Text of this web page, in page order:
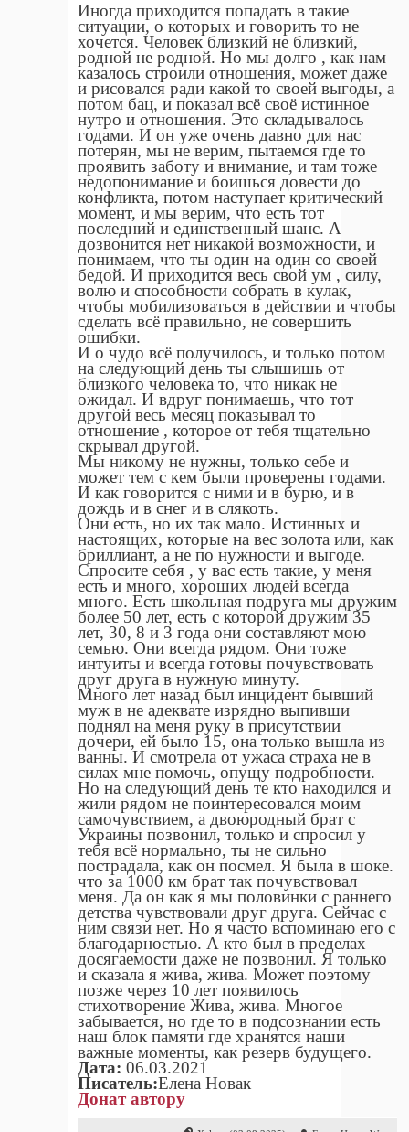
Иногда приходится попадать в такие
ситуации, о которых и говорить то не
хочется. Человек близкий не близкий,
родной не родной. Но мы долго , как нам
казалось строили отношения, может даже
и рисовался ради какой то своей выгоды, а
потом бац, и показал всё своё истинное
нутро и отношения. Это складывалось
годами. И он уже очень давно для нас
потерян, мы не верим, пытаемся где то
проявить заботу и внимание, и там тоже
недопонимание и боишься довести до
конфликта, потом наступает критический
момент, и мы верим, что есть тот
последний и единственный шанс. А
дозвонится нет никакой возможности, и
понимаем, что ты один на один со своей
бедой. И приходится весь свой ум , силу,
волю и способности собрать в кулак,
чтобы мобилизоваться в действии и чтобы
сделать всё правильно, не совершить
ошибки.
И о чудо всё получилось, и только потом
на следующий день ты слышишь от
близкого человека то, что никак не
ожидал. И вдруг понимаешь, что тот
другой весь месяц показывал то
отношение , которое от тебя тщательно
скрывал другой.
Мы никому не нужны, только себе и
может тем с кем были проверены годами.
И как говорится с ними и в бурю, и в
дождь и в снег и в слякоть.
Они есть, но их так мало. Истинных и
настоящих, которые на вес золота или, как
бриллиант, а не по нужности и выгоде.
Спросите себя , у вас есть такие, у меня
есть и много, хороших людей всегда
много. Есть школьная подруга мы дружим
более 50 лет, есть с которой дружим 35
лет, 30, 8 и 3 года они составляют мою
семью. Они всегда рядом. Они тоже
интуиты и всегда готовы почувствовать
друг друга в нужную минуту.
Много лет назад был инцидент бывший
муж в не адеквате изрядно выпивши
поднял на меня руку в присутствии
дочери, ей было 15, она только вышла из
ванны. И смотрела от ужаса страха не в
силах мне помочь, опущу подробности.
Но на следующий день те кто находился и
жили рядом не поинтересовался моим
самочувствием, а двоюродный брат с
Украины позвонил, только и спросил у
тебя всё нормально, ты не сильно
пострадала, как он посмел. Я была в шоке.
что за 1000 км брат так почувствовал
меня. Да он как я мы половинки с раннего
детства чувствовали друг друга. Сейчас с
ним связи нет. Но я часто вспоминаю его с
благодарностью. А кто был в пределах
досягаемости даже не позвонил. Я только
и сказала я жива, жива. Может поэтому
позже через 10 лет появилось
стихотворение Жива, жива. Многое
забывается, но где то в подсознании есть
наш блок памяти где хранятся наши
важные моменты, как резерв будущего.
Дата: 06.03.2021
Писатель:Елена Новак
Донат автору